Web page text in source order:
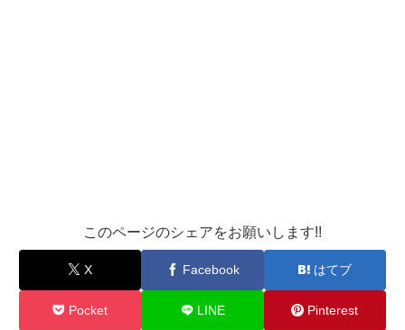
このページのシェアをお願いします!!
X Facebook はてブ
Pocket LINE Pinterest